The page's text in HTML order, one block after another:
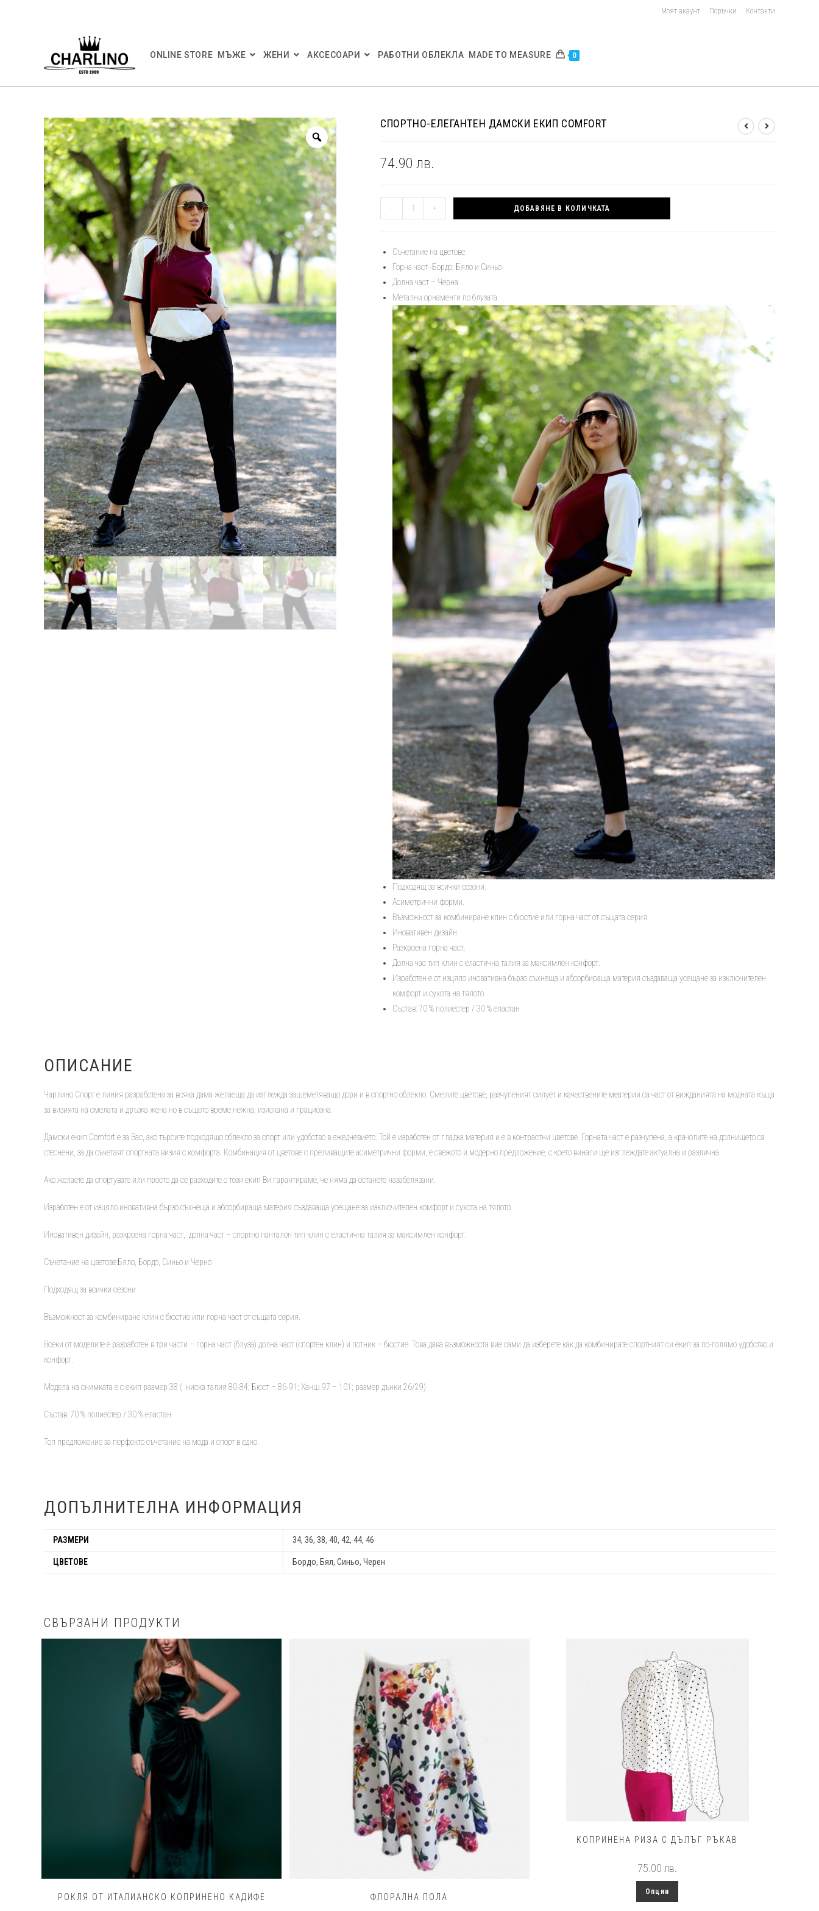
Моят акаунт Поръчки Контакти
ONLINE STORE МЪЖЕ ЖЕНИ АКСЕСОАРИ РАБОТНИ ОБЛЕКЛА MADE TO MEASURE 0
СПОРТНО-ЕЛЕГАНТЕН ДАМСКИ ЕКИП COMFORT
74.90 лв.
количество
за
елегантен
дамски
екип
Comfort
- + ДОБАВЯНЕ В КОЛИЧКАТА
Съчетание на цветове.
Горна част -Бордо; Бяло и Синьо
Долна част – Черна
Метални орнаменти по блузата
Подходящ за всички сезони.
Асиметрични форми.
Възможност за комбиниране клин с бюстие или горна част от същата серия.
Иновативен дизайн.
Разкроена горна част.
Долна час тип клин с еластична талия за максимлен конфорт.
Изработен е от изцяло иновативна бързо съхнеща и абсорбираща материя създаваща усещане за изключителен
комфорт и сухота на тялото.
Състав: 70 % полиестер / 30 % еластан
ОПИСАНИЕ
Чарлино Спорт е линия разработена за всяка дама желаеща да изглежда зашеметяващо дори и в спортно облекло. Смелите цветове, разчупеният силует и качествените меатерии са част от вижданията на модната къща
за визията на смелата и дръзка жена но в същото време нежна, изискана и грациозна.
Дамски екип Comfort е за Вас, ако търсите подходящо облекло за спорт или удобство в ежедневието. Той е изработен от гладка материя и е в контрастни цветове. Горната част е разчупена, а крачолите на долнището са
стеснени, за да съчетаят спортната визия с комфорта. Комбинация от цветове с преливащите асиметрични форми, е свежото и модерно предложение, с което винаги ще изглеждате актуална и различна.
Ако желаете да спортувате или просто да се разходите с този екип Ви гарантираме, че няма да останете назабелязани.
Изработен е от изцяло иновативна бързо съхнеща и абсорбираща материя създаваща усещане за изключителен комфорт и сухота на тялото.
Иновативен дизайн, разкроена горна част, долна част – спортно панталон тип клин с еластична талия за максимлен конфорт.
Съчетание на цветове:Бяло, Бордо, Синьо и Черно
Подходящ за всички сезони.
Възможност за комбиниране клин с бюстие или горна част от същата серия.
Всеки от моделите е разработен в три части – горна част (блуза) долна част (спортен клин) и потник – бюстие. Това дава възможноста вие сами да изберете как да комбинирате спортният си екип за по-голямо удобство и
конфорт.
Модела на снимката е с екип размер 38 ( ниска талия 80-84; Бюст – 86-91; Ханш 97 – 101; размер дънки 26/29)
Състав: 70 % полиестер / 30 % еластан
Топ предложение за перфекто съчетание на мода и спорт в едно.
ДОПЪЛНИТЕЛНА ИНФОРМАЦИЯ
РАЗМЕРИ 34, 36, 38, 40, 42, 44, 46
ЦВЕТОВЕ Бордо, Бял, Синьо, Черен
СВЪРЗАНИ ПРОДУКТИ
РОКЛЯ ОТ ИТАЛИАНСКО КОПРИНЕНО КАДИФЕ ФЛОРАЛНА ПОЛА
КОПРИНЕНА РИЗА С ДЪЛЪГ РЪКАВ
75.00 лв.
Опции
has